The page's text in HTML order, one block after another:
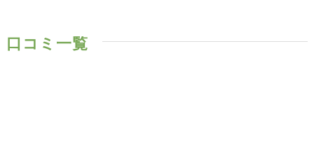
口コミ一覧